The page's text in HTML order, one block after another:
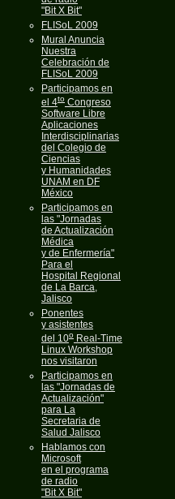
"Bit X Bit"
FLISoL 2009
Mural Anuncia
Nuestra
Celebración de
FLISoL 2009
Participamos en
el 4toCongreso
Software Libre
Aplicaciones
Interdisciplinarias
del Colegio de
Ciencias
y Humanidades
UNAM en DF
México
Participamos en
las "Jornadas
de Actualización
Médica
y de Enfermería"
Para el
Hospital Regional
de La Barca,
Jalisco
Ponentes
y asistentes
del 10oReal-Time
Linux Workshop
nos visitaron
Participamos en
las "Jornadas de
Actualización"
para La
Secretaria de
Salud Jalisco
Hablamos con
Microsoft
en el programa
de radio
"Bit X Bit"